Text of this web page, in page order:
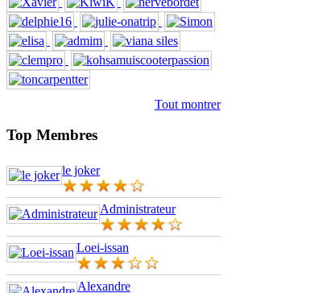
Tout montrer
Top Membres
le joker
Administrateur
Loei-issan
Alexandre